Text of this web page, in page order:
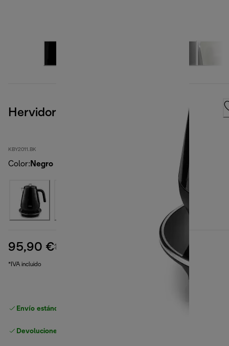
Hervidor Eclettica SpecialTea
KBY2011.BK
Color: Negro
95,90 €119,90 € precio original 119,90 €
*IVA incluido
Envío estándar gratuito
Devoluciones gratuitas